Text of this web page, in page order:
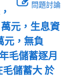
問題討論
元，生息資
元，無負
毛儲蓄逐月
儲蓄大 於